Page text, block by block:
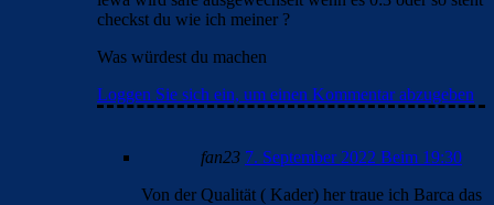
checkst du wie ich meiner ?
Was würdest du machen
Loggen Sie sich ein, um einen Kommentar abzugeben
fan23 7. September 2022 Beim 19:30
Von der Qualität ( Kader) her traue ich Barca das